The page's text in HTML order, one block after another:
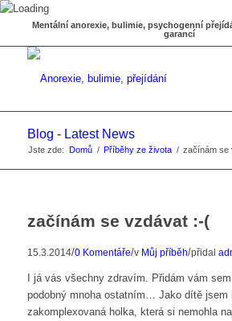
Mentální anorexie, bulimie, psychogenní
garancí
Blog - Latest News
Jste zde: Domů / Příběhy ze života / začínám se
začínám se vzdávat :-(
15.3.2014/0 Komentáře/v Můj příběh/přidal
I já vás všechny zdravím. Přidám vám
podobný mnoha ostatním… Jako dítě jsem
zakomplexovaná holka, která si nemohla